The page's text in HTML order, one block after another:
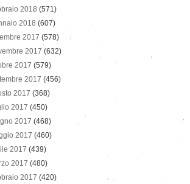
2018 (571)
2018 (607)
2017 (578)
2017 (632)
2017 (579)
2017 (456)
2017 (368)
2017 (450)
2017 (468)
2017 (460)
2017 (439)
2017 (480)
2017 (420)